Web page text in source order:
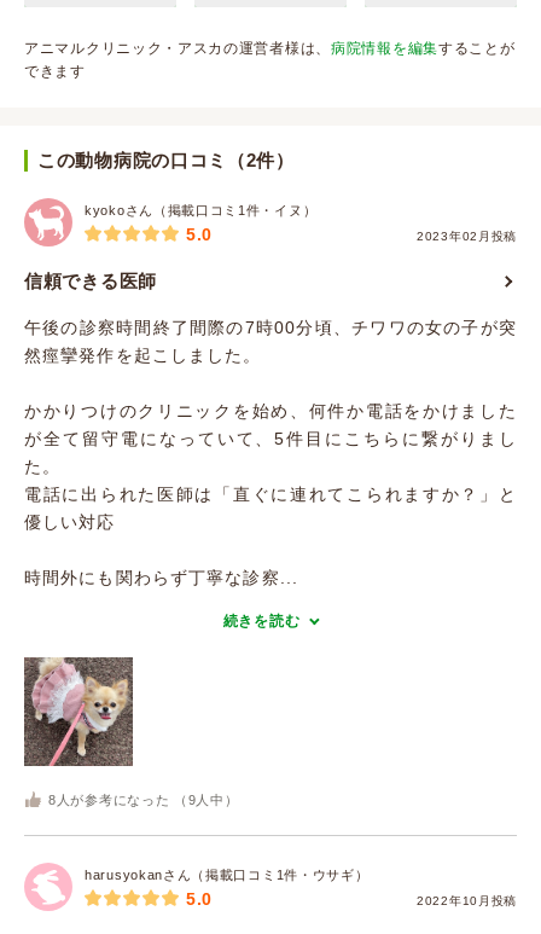
アニマルクリニック・アスカの運営者様は、 病院情報を編集することが
できます
この動物病院の口コミ（2件）
kyokoさん（掲載口コミ1件・イヌ）
2023年02月投稿
5.0
信頼できる医師
午後の診察時間終了間際の7時00分頃、チワワの女の子が突
然痙攣発作を起こしました。
かかりつけのクリニックを始め、何件か電話をかけました
が全て留守電になっていて、5件目にこちらに繋がりまし
た。
電話に出られた医師は「直ぐに連れてこられますか？」と
優しい対応
時間外にも関わらず丁寧な診察...
続きを読む
8 人が参考になった （ 9 人中）
harusyokanさん（掲載口コミ1件・ウサギ）
2022年10月投稿
5.0